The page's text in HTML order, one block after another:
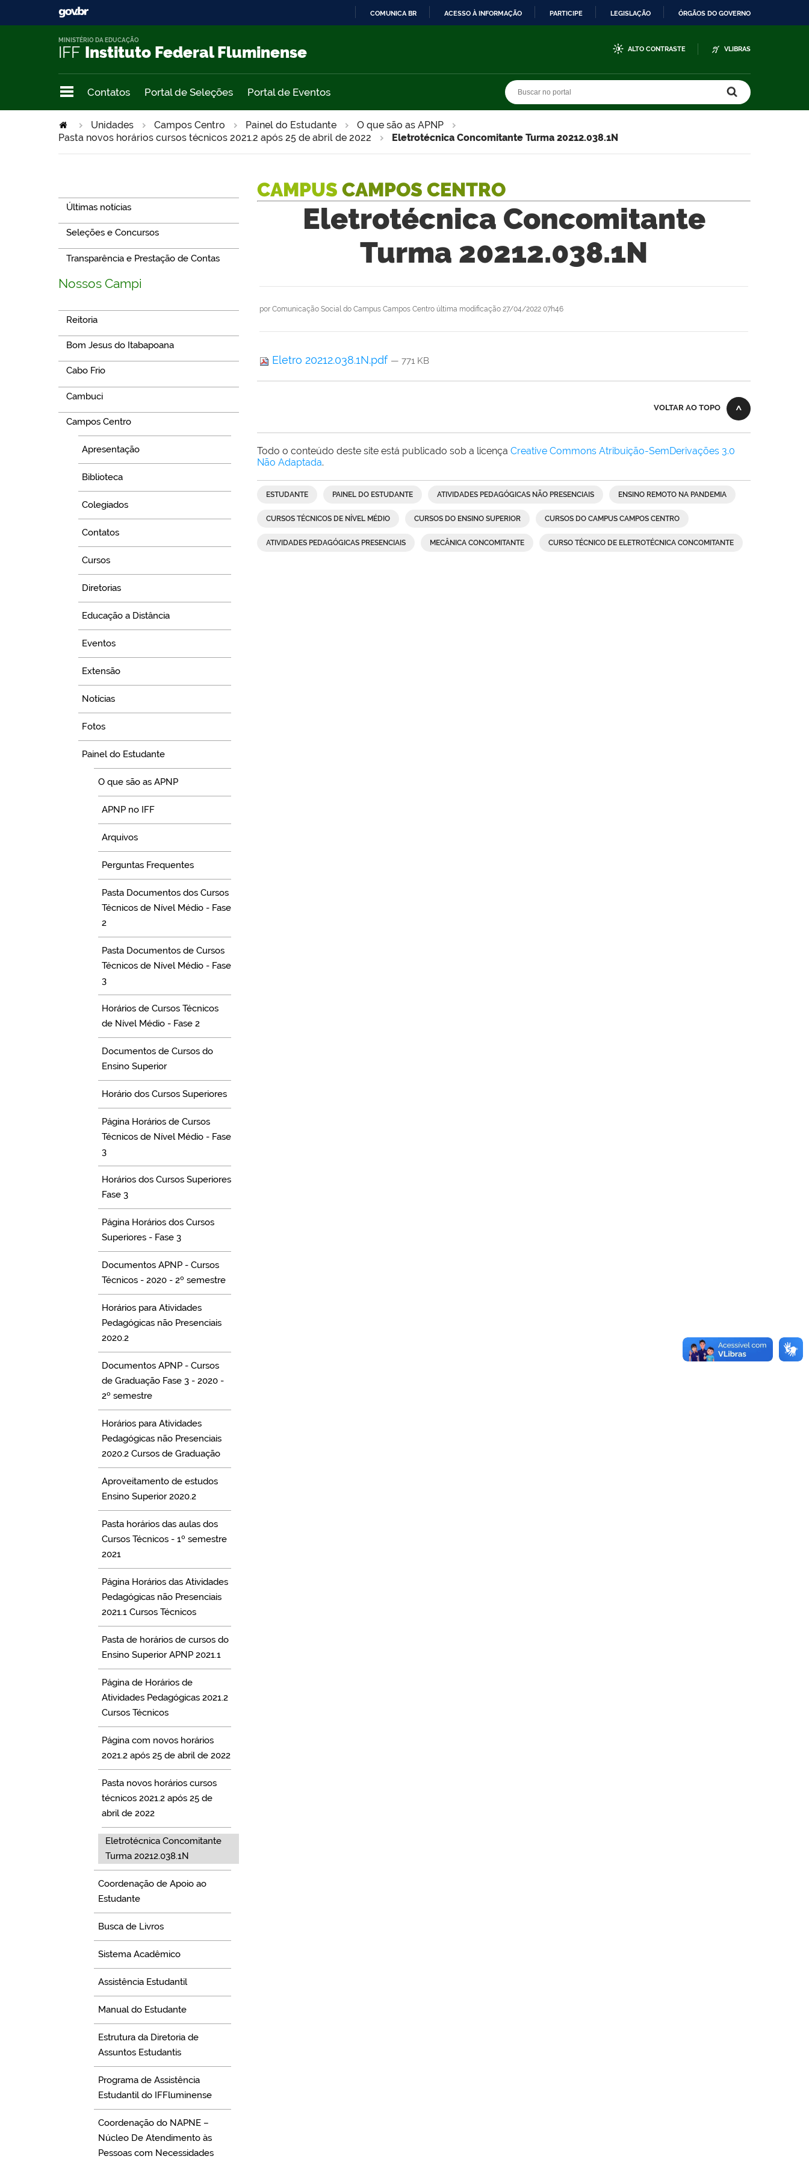
COMUNICA BR ACESSO À INFORMAÇÃO PARTICIPE LEGISLAÇÃO ÓRGÃOS DO GOVERNO
IFF Instituto Federal Fluminense
MINISTÉRIO DA EDUCAÇÃO
ALTO CONTRASTE VLIBRAS
Contatos Portal de Seleções Portal de Eventos
Unidades Campos Centro Painel do Estudante
O que são as APNP
Pasta novos horários cursos técnicos 2021.2 após 25 de abril de 2022
Eletrotécnica Concomitante Turma 20212.038.1N
Últimas notícias
Seleções e Concursos
Transparência e Prestação de Contas
Nossos Campi
Reitoria
Bom Jesus do Itabapoana
Cabo Frio
Cambuci
Campos Centro
Apresentação
Biblioteca
Colegiados
Contatos
Cursos
Diretorias
Educação a Distância
Eventos
Extensão
Notícias
Fotos
Painel do Estudante
O que são as APNP
APNP no IFF
Arquivos
Perguntas Frequentes
Pasta Documentos dos Cursos
Técnicos de Nível Médio - Fase
2
Pasta Documentos de Cursos
Técnicos de Nível Médio - Fase
3
Horários de Cursos Técnicos
de Nível Médio - Fase 2
Documentos de Cursos do
Ensino Superior
Horário dos Cursos Superiores
Página Horários de Cursos
Técnicos de Nível Médio - Fase
3
Horários dos Cursos Superiores
Fase 3
Página Horários dos Cursos
Superiores - Fase 3
Documentos APNP - Cursos
Técnicos - 2020 - 2º semestre
Horários para Atividades
Pedagógicas não Presenciais
2020.2
Documentos APNP - Cursos
de Graduação Fase 3 - 2020 -
2º semestre
Horários para Atividades
Pedagógicas não Presenciais
2020.2 Cursos de Graduação
Aproveitamento de estudos
Ensino Superior 2020.2
Pasta horários das aulas dos
Cursos Técnicos - 1º semestre
2021
Página Horários das Atividades
Pedagógicas não Presenciais
2021.1 Cursos Técnicos
Pasta de horários de cursos do
Ensino Superior APNP 2021.1
Página de Horários de
Atividades Pedagógicas 2021.2
Cursos Técnicos
Página com novos horários
2021.2 após 25 de abril de 2022
Pasta novos horários cursos
técnicos 2021.2 após 25 de
abril de 2022
Eletrotécnica Concomitante
Turma 20212.038.1N
Coordenação de Apoio ao
Estudante
Busca de Livros
Sistema Acadêmico
Assistência Estudantil
Manual do Estudante
Estrutura da Diretoria de
Assuntos Estudantis
Programa de Assistência
Estudantil do IFFluminense
Coordenação do NAPNE –
Núcleo De Atendimento às
Pessoas com Necessidades
CAMPUS CAMPOS CENTRO
Eletrotécnica Concomitante
Turma 20212.038.1N
por Comunicação Social do Campus Campos Centro última modificação 27/04/2022 07h46
Eletro 20212.038.1N.pdf — 771 KB
VOLTAR AO TOPO
Todo o conteúdo deste site está publicado sob a licença Creative Commons Atribuição-SemDerivações 3.0
Não Adaptada.
ESTUDANTE PAINEL DO ESTUDANTE ATIVIDADES PEDAGÓGICAS NÃO PRESENCIAIS ENSINO REMOTO NA PANDEMIA
CURSOS TÉCNICOS DE NÍVEL MÉDIO CURSOS DO ENSINO SUPERIOR CURSOS DO CAMPUS CAMPOS CENTRO
ATIVIDADES PEDAGÓGICAS PRESENCIAIS MECÂNICA CONCOMITANTE CURSO TÉCNICO DE ELETROTÉCNICA CONCOMITANTE